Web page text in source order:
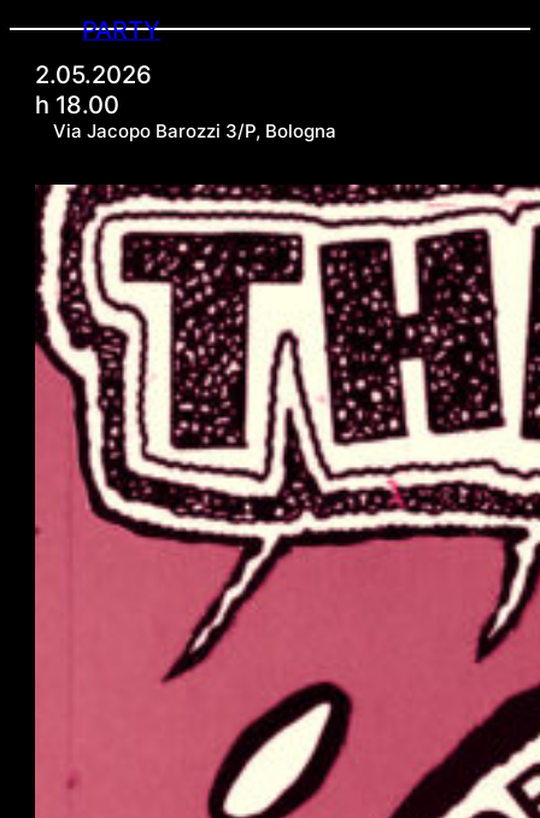
PARTY
2.05.2026
h 18.00
Via Jacopo Barozzi 3/P, Bologna